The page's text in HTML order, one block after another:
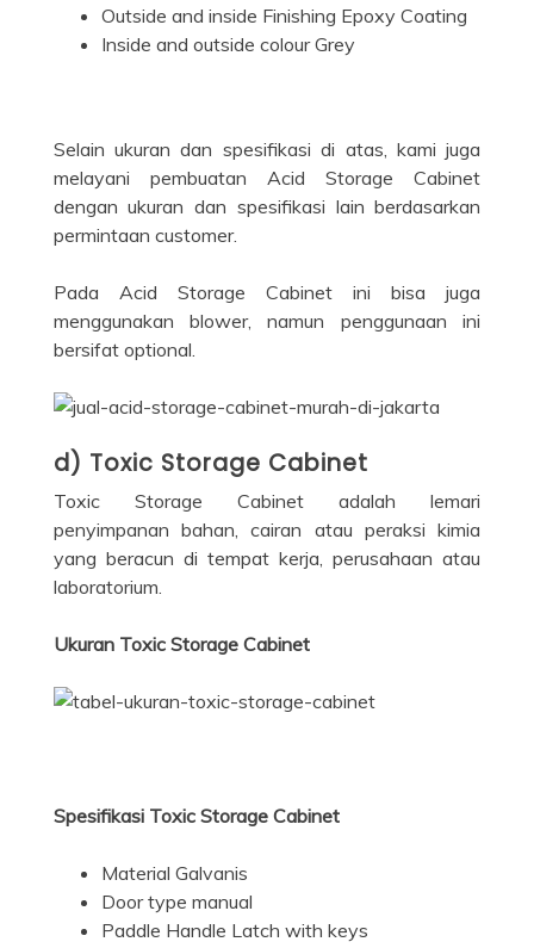
Outside and inside Finishing Epoxy Coating
Inside and outside colour Grey
Selain ukuran dan spesifikasi di atas, kami juga
melayani pembuatan Acid Storage Cabinet
dengan ukuran dan spesifikasi lain berdasarkan
permintaan customer.
Pada Acid Storage Cabinet ini bisa juga
menggunakan blower, namun penggunaan ini
bersifat optional.
d) Toxic Storage Cabinet
Toxic Storage Cabinet adalah lemari
penyimpanan bahan, cairan atau peraksi kimia
yang beracun di tempat kerja, perusahaan atau
laboratorium.
Ukuran Toxic Storage Cabinet
Spesifikasi Toxic Storage Cabinet
Material Galvanis
Door type manual
Paddle Handle Latch with keys